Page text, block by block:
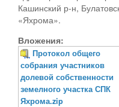
Кашинский р-н,
«Яхрома».
Вложения:
Протокол общего
собрания участников
долевой собственности
земелного участка СПК
Яхрома.zip